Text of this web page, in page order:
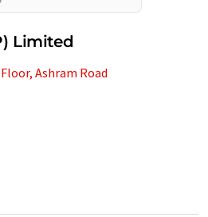
Limited
Ashram Road